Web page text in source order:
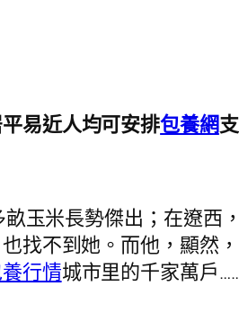
易近人均可安排包養網
玉米長勢傑出；在遼
找不到她。而他，顯然
行情城市里的千家萬戶